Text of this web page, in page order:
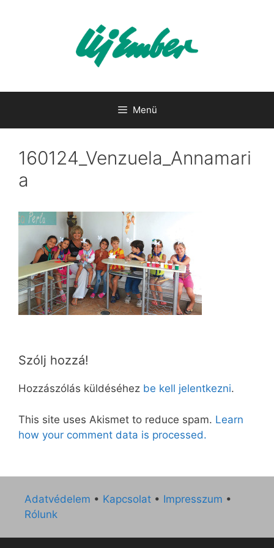
Menü
160124_Venzuela_Annamari
a
Szólj hozzá!
Hozzászólás küldéséhez be kell jelentkezni.
This site uses Akismet to reduce spam. Learn
how your comment data is processed.
Adatvédelem • Kapcsolat • Impresszum •
Rólunk